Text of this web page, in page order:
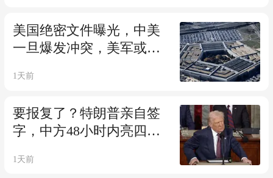
美国绝密文件曝光，中美
一旦爆发冲突，美军或动
1天前
要报复了？特朗普亲自签
字，中方48小时内亮四张
1天前